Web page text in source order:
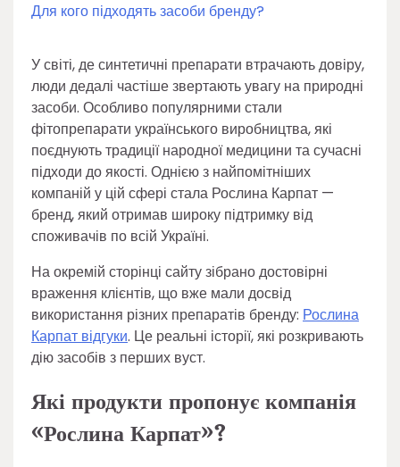
Для кого підходять засоби бренду?
У світі, де синтетичні препарати втрачають довіру,
люди дедалі частіше звертають увагу на природні
засоби. Особливо популярними стали
фітопрепарати українського виробництва, які
поєднують традиції народної медицини та сучасні
підходи до якості. Однією з найпомітніших
компаній у цій сфері стала Рослина Карпат —
бренд, який отримав широку підтримку від
споживачів по всій Україні.
На окремій сторінці сайту зібрано достовірні
враження клієнтів, що вже мали досвід
використання різних препаратів бренду: Рослина
Карпат відгуки. Це реальні історії, які розкривають
дію засобів з перших вуст.
Які продукти пропонує компанія
«Рослина Карпат»?